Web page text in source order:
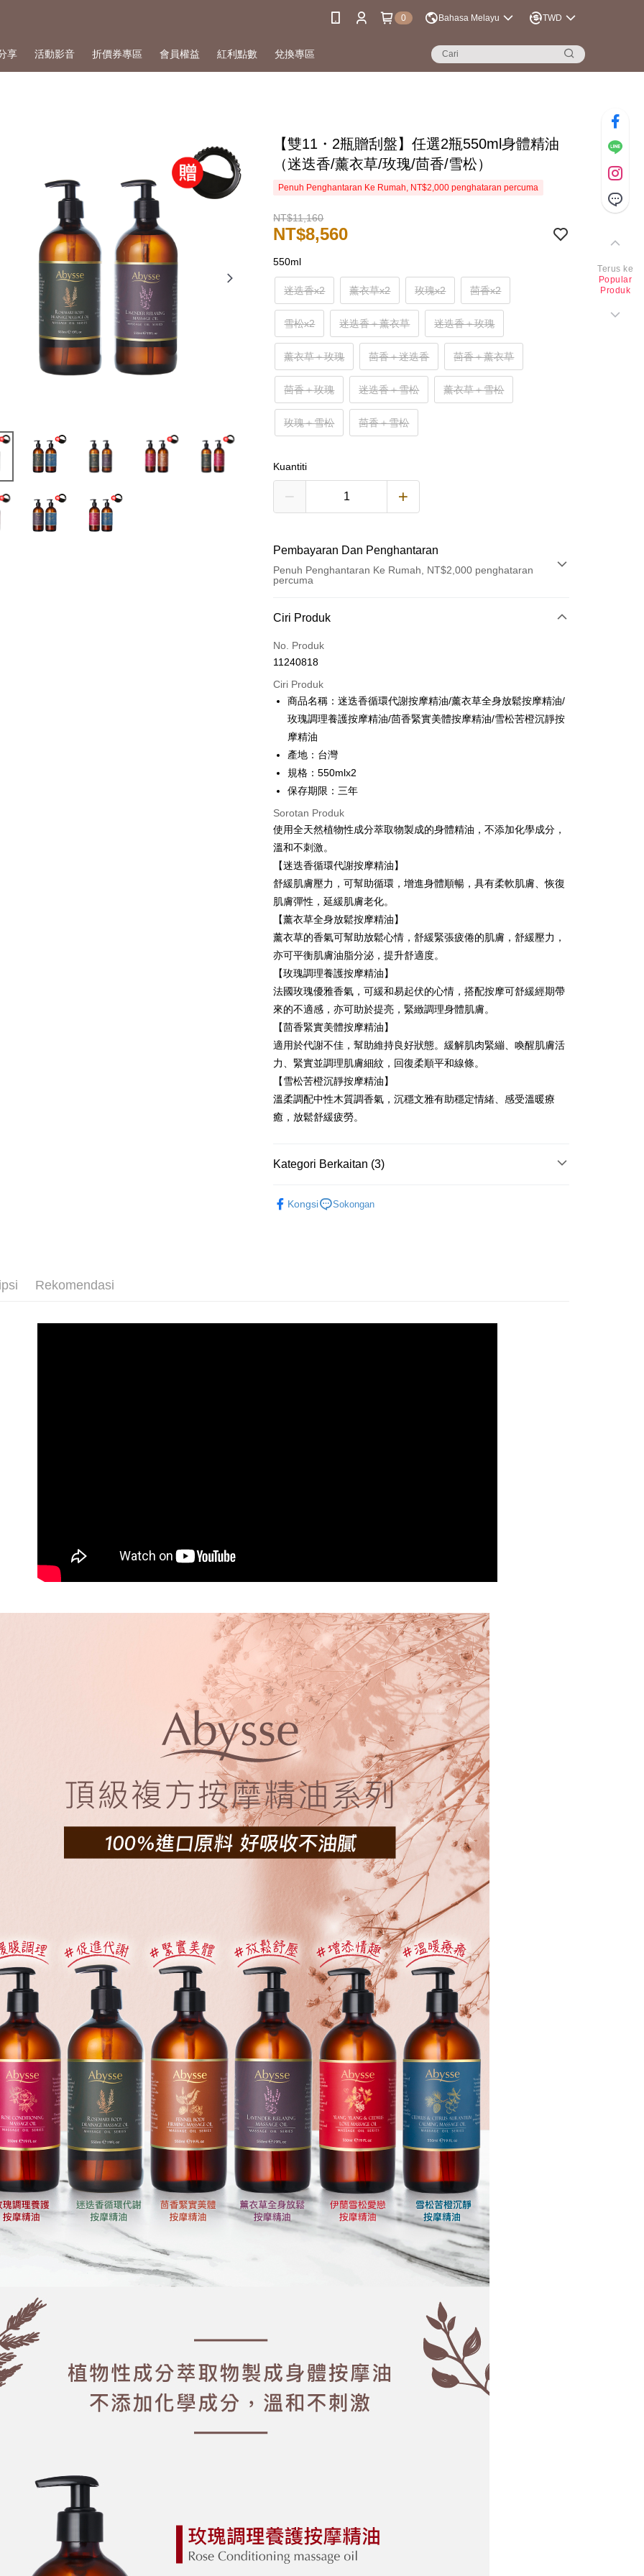
0 Bahasa Melayu TWD
享 活動影音 折價券專區 會員權益 紅利點數 兌換專區
【雙11・2瓶贈刮盤】任選2瓶550ml身體精油
（迷迭香/薰衣草/玫瑰/茴香/雪松）
Penuh Penghantaran Ke Rumah, NT$2,000 penghataran percuma
NT$11,160
NT$8,560
550ml
迷迭香x2 薰衣草x2 玫瑰x2 茴香x2
雪松x2 迷迭香＋薰衣草 迷迭香＋玫瑰
薰衣草＋玫瑰 茴香＋迷迭香 茴香＋薰衣草
茴香＋玫瑰 迷迭香＋雪松 薰衣草＋雪松
玫瑰＋雪松 茴香＋雪松
Kuantiti
Pembayaran Dan Penghantaran
Penuh Penghantaran Ke Rumah, NT$2,000 penghataran
percuma
Kaedah Pembayaran
Kad Kredit (Bayaran Penuh)
Ansuran Kad Kredit
3 ansuran pada kadar faedah 0,
21 Bank
Taiwan Cooperative Bank
Bank Komersial Pertama
Bank
The Shanghai
Commercial & Savings
Bank
Taiwan Business Bank
Taichung Commercial
HSBC Bank (Taiwan)
Limited
Union Bank of Taiwan
Yuanta Commercial Bank
Bank Komersial E.SUN
DBS Bank
Bank Antarabangsa
Taishin
Bank CTBC
Syarikat Kad Kredit
6 ansuran pada kadar faedah 0, NT$1,426
setiap
ansuran
Taiwan Cooperative Bank
Hua Nan Commercial Bank
Savings Bank
Bank Cathay United
Bank
Taiwan Business Bank
Union Bank of Taiwan
Yuanta Commercial Bank
Bank SinoPac
Bank Komersial E.SUN
Bank Antarabangsa Taishin
Syarikat Kad Kredit Rakuten
Taiwan
LINE Pay
JKOPAY
Easy Wallet
Google Pay
Plus PAY
Pemindahan ATM
Pilihan Penghantaran
新竹貨運
NT$80/pesanan | Penghantaran percuma untuk pesanan
NT$2,000 atau lebih
離島宅配
NT$120/pesanan | Penghantaran percuma untuk pesanan
NT$2,000 atau lebih
Ciri Produk
No. Produk
11240818
Ciri Produk
商品名稱：迷迭香循環代謝按摩精油/薰衣草全身放鬆按摩精油/
玫瑰調理養護按摩精油/茴香緊實美體按摩精油/雪松苦橙沉靜按
摩精油
產地：台灣
規格：550mlx2
保存期限：三年
Sorotan Produk
使用全天然植物性成分萃取物製成的身體精油，不添加化學成分，
溫和不刺激。
【迷迭香循環代謝按摩精油】
舒緩肌膚壓力，可幫助循環，增進身體順暢，具有柔軟肌膚、恢復
肌膚彈性，延緩肌膚老化。
【薰衣草全身放鬆按摩精油】
薰衣草的香氣可幫助放鬆心情，舒緩緊張疲倦的肌膚，舒緩壓力，
亦可平衡肌膚油脂分泌，提升舒適度。
【玫瑰調理養護按摩精油】
法國玫瑰優雅香氣，可緩和易起伏的心情，搭配按摩可舒緩經期帶
來的不適感，亦可助於提亮，緊緻調理身體肌膚。
【茴香緊實美體按摩精油】
適用於代謝不佳，幫助維持良好狀態。緩解肌肉緊繃、喚醒肌膚活
力、緊實並調理肌膚細紋，回復柔順平和線條。
【雪松苦橙沉靜按摩精油】
溫柔調配中性木質調香氣，沉穩文雅有助穩定情緒、感受溫暖療
癒，放鬆舒緩疲勞。
Kategori Berkaitan (3)
Kongsi Sokongan
Rekomendasi
Terus ke
Popular
Produk